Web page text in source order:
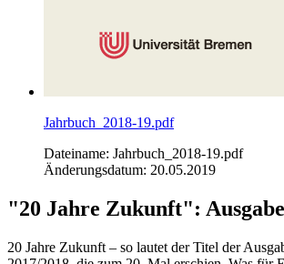
Jahrbuch_2018-19.pdf
Dateiname: Jahrbuch_2018-19.pdf
Änderungsdatum: 20.05.2019
"20 Jahre Zukunft":
20 Jahre Zukunft – so lautet der Titel der